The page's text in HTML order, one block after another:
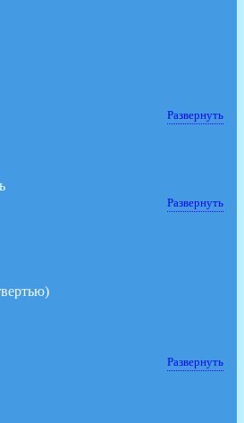
Развернуть
Развернуть
Развернуть